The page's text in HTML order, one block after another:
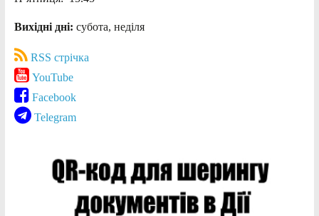
Вихідні дні: субота, неділя
RSS стрічка
YouTube
Facebook
Telegram